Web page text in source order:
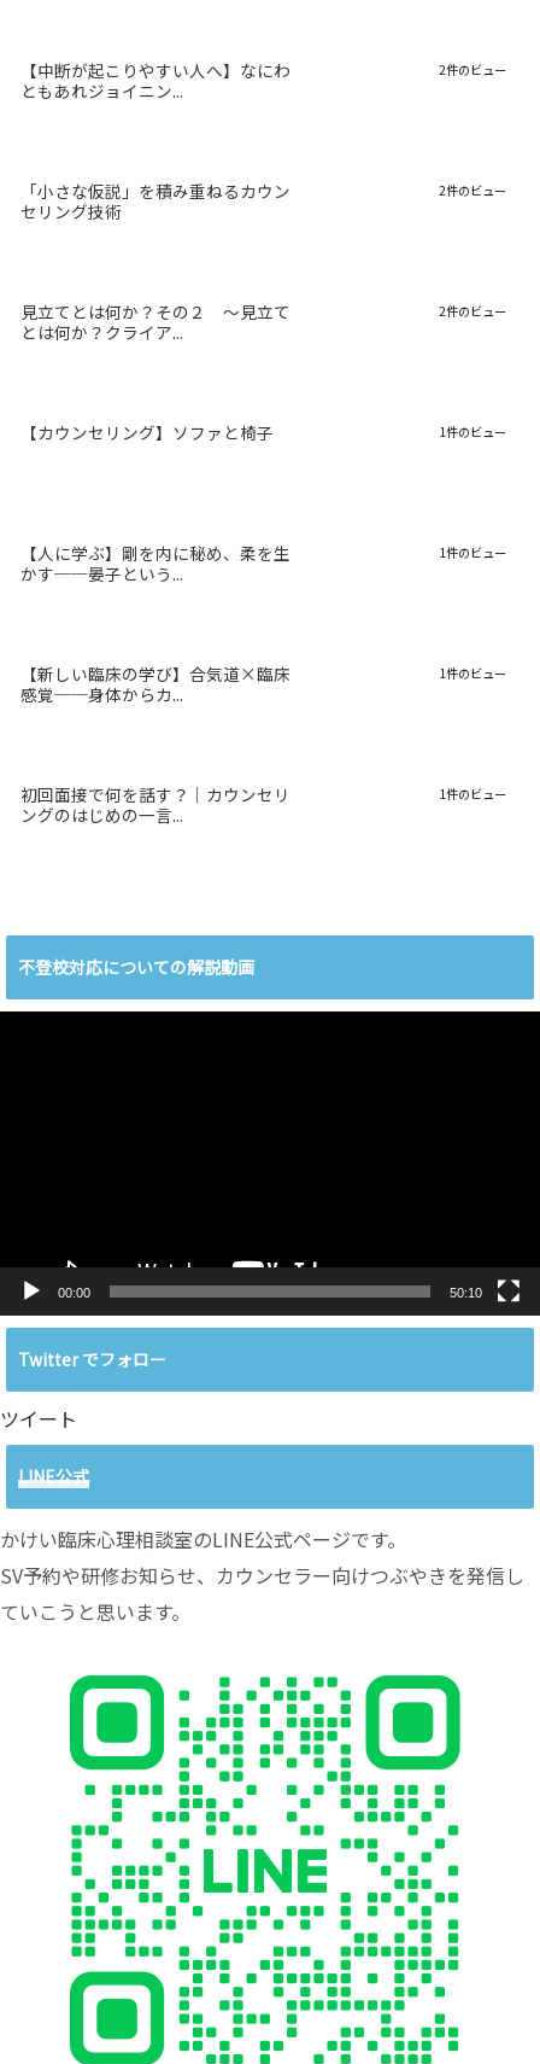
【中断が起こりやすい人へ】なにわ
ともあれジョイニン...
2件のビュー
「小さな仮説」を積み重ねるカウン
セリング技術
2件のビュー
見立てとは何か？その２ 〜見立て
とは何か？クライア...
2件のビュー
【カウンセリング】ソファと椅子 1件のビュー
【人に学ぶ】剛を内に秘め、柔を生
かす──晏子という...
1件のビュー
【新しい臨床の学び】合気道×臨床
感覚──身体からカ...
1件のビュー
初回面接で何を話す？｜カウンセリ
ングのはじめの一言...
1件のビュー
不登校対応についての解説動画
00:00 50:10
Twitter でフォロー
ツイート
LINE公式
かけい臨床心理相談室のLINE公式ページです。
SV予約や研修お知らせ、カウンセラー向けつぶやきを発信し
ていこうと思います。